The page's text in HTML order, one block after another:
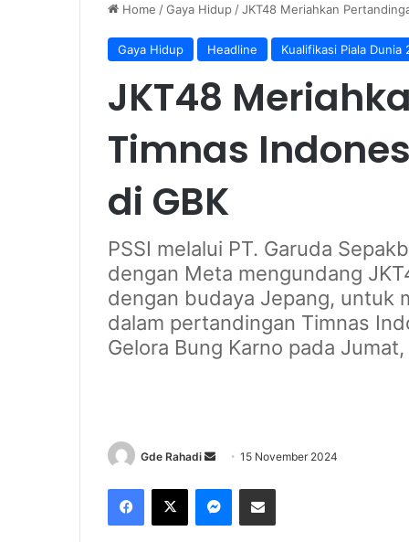
Home /Gaya Hidup /JKT48 Meriahkan
Gaya Hidup Headline Kualifikasi Piala Dunia
JKT48
Timnas
di GBK
PSSI melalui PT. Garuda
dengan Meta mengundang
dengan budaya Jepang, untuk
dalam pertandingan Timnas
Gelora Bung Karno pada
Gde Rahadi
n
15 November 2024